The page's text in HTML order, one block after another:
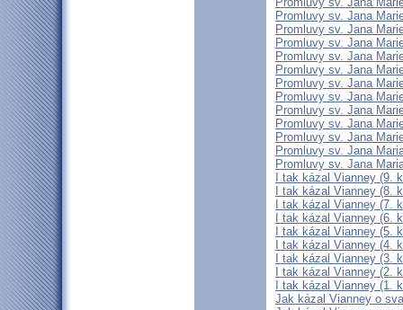
Promluvy sv. Jana
Promluvy sv. Jana
Promluvy sv. Jana
Promluvy sv. Jana
Promluvy sv. Jana
Promluvy sv. Jana
Promluvy sv. Jana
Promluvy sv. Jana
Promluvy sv. Jana
Promluvy sv. Jana
Promluvy sv. Jana
Promluvy sv. Jana
I tak kázal Vianney (9.
I tak kázal Vianney (8.
I tak kázal Vianney (7.
I tak kázal Vianney (6.
I tak kázal Vianney (5.
I tak kázal Vianney (4.
I tak kázal Vianney (3.
I tak kázal Vianney (2.
I tak kázal Vianney (1.
Jak kázal Vianney o